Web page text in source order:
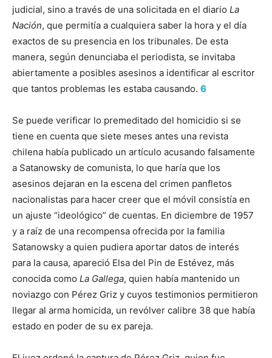
judicial, sino a través de una solicitada en el diario La
Nación, que permitía a cualquiera saber la hora y el día
exactos de su presencia en los tribunales. De esta
manera, según denunciaba el periodista, se invitaba
abiertamente a posibles asesinos a identificar al escritor
que tantos problemas les estaba causando. 6
Se puede verificar lo premeditado del homicidio si se
tiene en cuenta que siete meses antes una revista
chilena había publicado un artículo acusando falsamente
a Satanowsky de comunista, lo que haría que los
asesinos dejaran en la escena del crimen panfletos
nacionalistas para hacer creer que el móvil consistía en
un ajuste “ideológico” de cuentas. En diciembre de 1957
y a raíz de una recompensa ofrecida por la familia
Satanowsky a quien pudiera aportar datos de interés
para la causa, apareció Elsa del Pin de Estévez, más
conocida como La Gallega, quien había mantenido un
noviazgo con Pérez Griz y cuyos testimonios permitieron
llegar al arma homicida, un revólver calibre 38 que había
estado en poder de su ex pareja.